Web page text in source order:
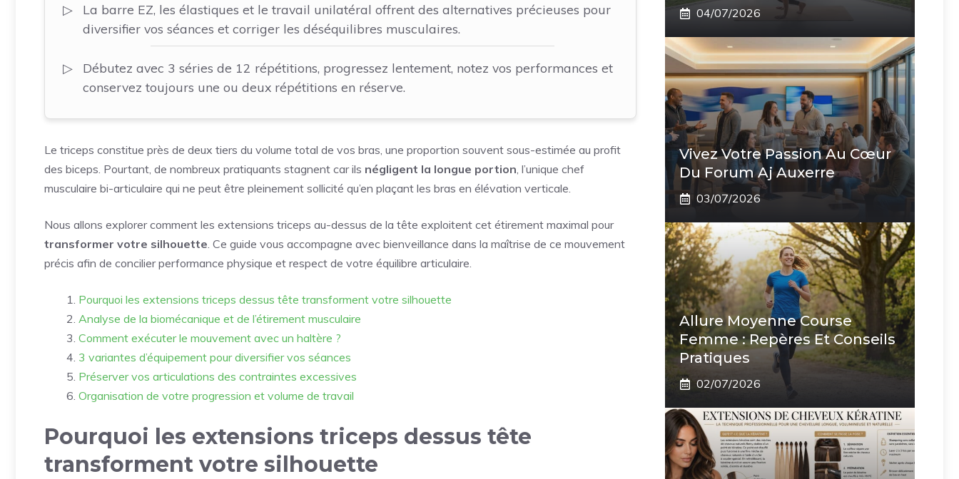
La barre EZ, les élastiques et le travail unilatéral offrent des alternatives précieuses pour
diversifier vos séances et corriger les déséquilibres musculaires.
Débutez avec 3 séries de 12 répétitions, progressez lentement, notez vos performances et
conservez toujours une ou deux répétitions en réserve.
Le triceps constitue près de deux tiers du volume total de vos bras, une proportion souvent sous-estimée au profit
des biceps. Pourtant, de nombreux pratiquants stagnent car ils négligent la longue portion, l’unique chef
musculaire bi-articulaire qui ne peut être pleinement sollicité qu’en plaçant les bras en élévation verticale.
Nous allons explorer comment les extensions triceps au-dessus de la tête exploitent cet étirement maximal pour
transformer votre silhouette. Ce guide vous accompagne avec bienveillance dans la maîtrise de ce mouvement
précis afin de concilier performance physique et respect de votre équilibre articulaire.
Pourquoi les extensions triceps dessus tête transforment votre silhouette
Analyse de la biomécanique et de l’étirement musculaire
Comment exécuter le mouvement avec un haltère ?
3 variantes d’équipement pour diversifier vos séances
Préserver vos articulations des contraintes excessives
Organisation de votre progression et volume de travail
Pourquoi les extensions triceps dessus tête
transforment votre silhouette
04/07/2026
Vivez Votre Passion Au Cœur
Du Forum Aj Auxerre
03/07/2026
Allure Moyenne Course
Femme : Repères Et Conseils
Pratiques
02/07/2026